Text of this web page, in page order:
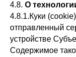
4.8. О
4.8.1.Куки
отправленный
устройстве
Содержимое